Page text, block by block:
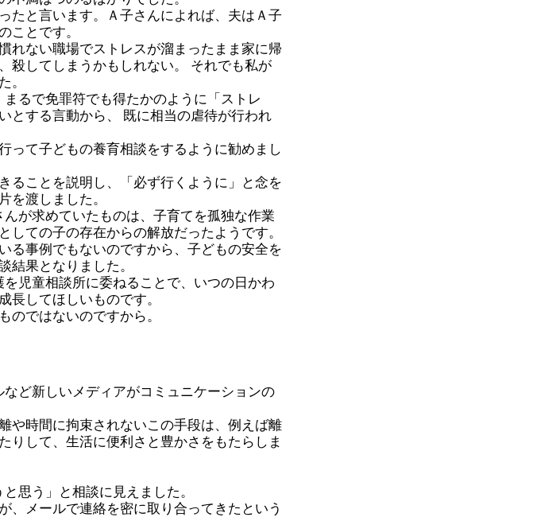
たと言います。Ａ子さんによれば、夫はＡ子
ことです。
れない職場でストレスが溜まったまま家に帰
殺してしまうかもしれない。 それでも私が
。
るで免罪符でも得たかのように「ストレ
とする言動から、 既に相当の虐待が行われ
って子どもの養育相談をするように勧めまし
ることを説明し、「必ず行くように」と念を
を渡しました。
が求めていたものは、子育てを孤独な作業
ての子の存在からの解放だったようです。
る事例でもないのですから、子どもの安全を
結果となりました。
児童相談所に委ねることで、いつの日かわ
長してほしいものです。
のではないのですから。
ど新しいメディアがコミュニケーションの
や時間に拘束されないこの手段は、例えば離
りして、生活に便利さと豊かさをもたらしま
思う」と相談に見えました。
、メールで連絡を密に取り合ってきたという